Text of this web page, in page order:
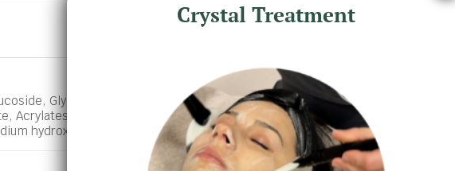
Glycerin, Sodium cocoyl glutamate, Cocamidopropyl betaine, Parfum
Acrylates/C10-30 alkyl acrylate crosspolymer, Chlorphenesin, Disodium
hydroxide.
Crystal Treatment